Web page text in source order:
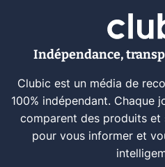
Indépendance,
Clubic est un média de
100% indépendant. Chaque
comparent des produits et
pour vous informer et